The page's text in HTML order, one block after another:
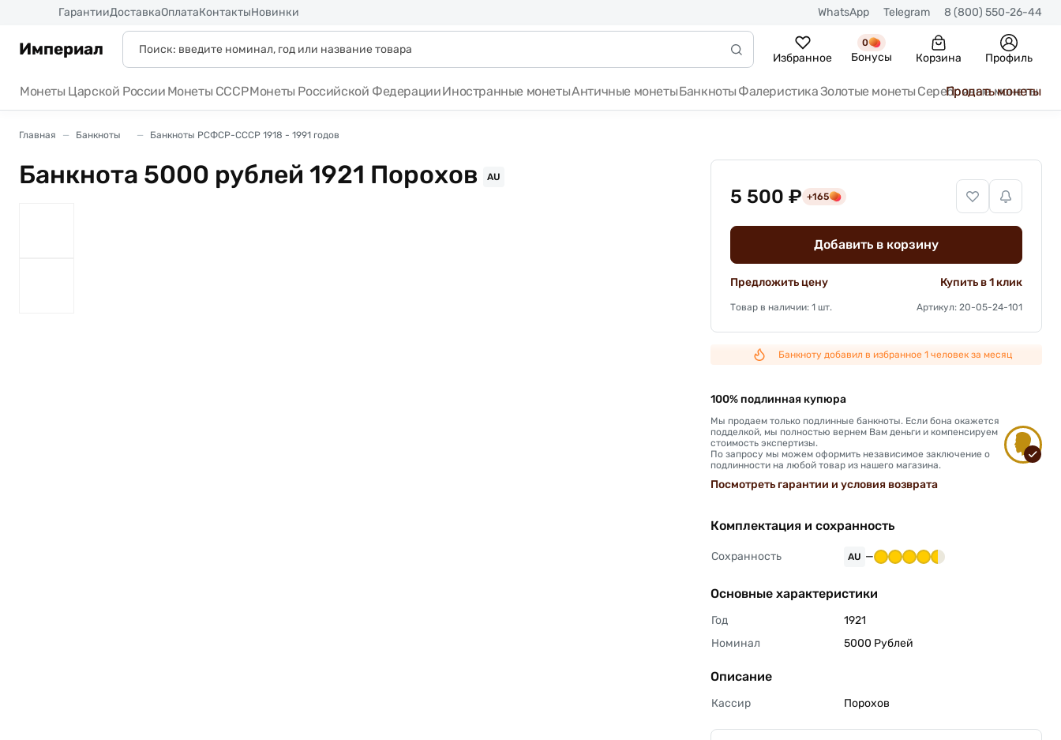
ГарантииДоставкаОплатаКонтактыНовинки WhatsApp Telegram 8 (800) 550-26-44
Империал Избранное
0
Бонусы Корзина Профиль
Монеты Царской России Монеты СССРМонеты Российской ФедерацииИностранные монетыАнтичные монетыБанкноты ФалеристикаЗолотые монеты Серебряные монеты
Продать монеты
Главная Банкноты Банкноты РСФСР-СССР 1918 - 1991 годов
Банкнота 5000 рублей 1921 Порохов AU
5 500 ₽ +165
Добавить в корзину
Предложить цену Купить в 1 клик
Товар в наличии: 1 шт. Артикул: 20-05-24-101
Банкноту добавил в избранное 1 человек за месяц
100% подлинная купюра
Мы продаем только подлинные банкноты. Если бона окажется
подделкой, мы полностью вернем Вам деньги и компенсируем
стоимость экспертизы.
По запросу мы можем оформить независимое заключение о
подлинности на любой товар из нашего магазина.
Посмотреть гарантии и условия возврата
Комплектация и сохранность
Сохранность AU —
Основные характеристики
Год
1921
Номинал
5000 Рублей
Описание
Кассир Порохов